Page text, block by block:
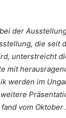
der
die seit
unterstreicht
mit
werden im
vom Oktober